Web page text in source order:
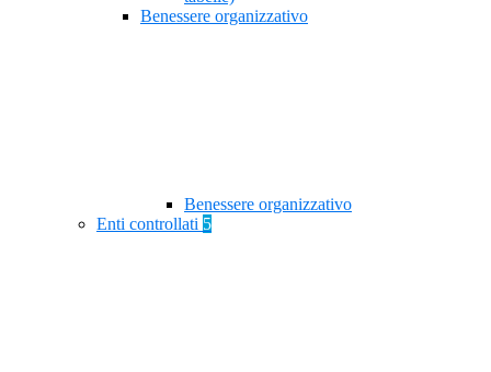
Benessere organizzativo
Benessere organizzativo
Enti controllati 5